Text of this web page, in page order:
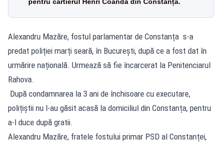
Alexandru Mazăre, fostul parlamentar de Constanța s-a
predat poliției marți seară, în București, după ce a fost dat în
urmărire națională. Urmează să fie încarcerat la Penitenciarul
Rahova.
După condamnarea la 3 ani de închisoare cu executare,
polițiștii nu l-au găsit acasă la domiciliul din Constanța, pentru
a-l duce după gratii.
Alexandru Mazăre, fratele fostului primar PSD al Constanței,